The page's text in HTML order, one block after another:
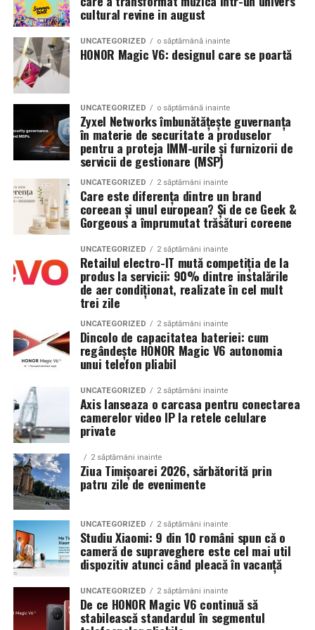
urmează FIV, operezi sau nu înainte?
Argumente pentru chistectomie preoperatorie:
Acces mai bun la foliculii ovarieni la puncție
Reducerea contaminării cu lichidul toxic din
endometriom
Îmbunătățirea mediului folicular
Argumente împotriva chistectomiei preoperatorii:
Chistectomia reduce rezerva ovariană — risc real,
mai ales pentru endometrioame bilaterale sau
recurente
Beneficiul asupra ratelor de sarcină la FIV nu este
demonstrat consistent în studii
Decizia se ia individualizat
ginecologul chirurg și specialistul FIV, luând în
considerare: dimensiunea endometriomului, rezerva
ovariană curentă, istoricul de operații ovariene
anterioare și numărul de cicluri FIV planificate.
Când intervine chirurgia în endometrioza asociată
infertilității?
Indicații clare pentru chirurgie laparoscopică:
Endometrioame ovariene peste4-5 cm
complicații (torsiune, ruptură), accesibilitate dificilă
la puncție, impact asupra calității ovocitelor
Obstrucție tubară cauzată de aderențe sau
endometrioză — chirurgia poate restabili
Anatomie pelvină sever distorsionată —
laparoscopia restaurează condițiile pentru sarcina
Specificații tehnice principale:
Panouri fotovoltaice instalate:
Sistem de stocare: 52 kWh baterii LiFePO4
Dimensiune container transport:3 × 2,5
metri
Lungime panouri desfășurate:
liniari
Conectică:priză 220 V monofazic, priză
380 V trifazic, priză încărcare auto electric
Climatizare:aer condiționat integrat pentru
menținerea bateriilor la temperatură optimă
Mobilitate:
pe teren accidentat
beneficiarului. La cerere, modelul poate fi extins cu prize
suplimentare, sisteme de iluminat exterior, monitorizare la
distanță și conectivitate GSM.
Gama completă: de la 3 metri la 12 metri
lungime container
Modelul livrat către beneficiar reprezintă varianta de intrare a
gamei UZINEX. Producătorul oferăcentrale fotovoltaice
mobileîn configurații adaptate volumului de consum al fiecărui
La capătul superior al gamei, containerul de 12 metri lungime
cultural revine in august
UNCATEGORIZED o săptămână inainte
HONOR Magic V6: designul care se poartă
UNCATEGORIZED o săptămână inainte
Zyxel Networks îmbunătățește guvernanța
în materie de securitate a produselor
pentru a proteja IMM-urile și furnizorii de
servicii de gestionare (MSP)
UNCATEGORIZED 2 săptămâni inainte
Care este diferența dintre un brand
coreean și unul european? Și de ce Geek &
Gorgeous a împrumutat trăsături coreene
UNCATEGORIZED 2 săptămâni inainte
Retailul electro-IT mută competiția de la
produs la servicii: 90% dintre instalările
de aer condiționat, realizate în cel mult
trei zile
UNCATEGORIZED 2 săptămâni inainte
Dincolo de capacitatea bateriei: cum
regândește HONOR Magic V6 autonomia
unui telefon pliabil
UNCATEGORIZED 2 săptămâni inainte
Axis lanseaza o carcasa pentru conectarea
camerelor video IP la retele celulare
private
2 săptămâni inainte
Ziua Timișoarei 2026, sărbătorită prin
patru zile de evenimente
UNCATEGORIZED 2 săptămâni inainte
Studiu Xiaomi: 9 din 10 români spun că o
cameră de supraveghere este cel mai util
dispozitiv atunci când pleacă în vacanță
UNCATEGORIZED 2 săptămâni inainte
De ce HONOR Magic V6 continuă să
stabilească standardul în segmentul